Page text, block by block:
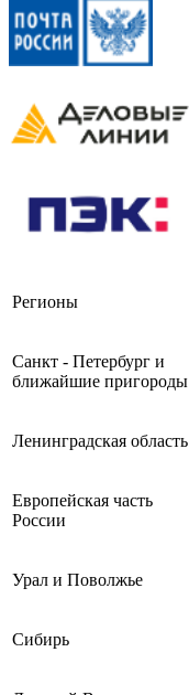
Регионы
Санкт - Петербург и
ближайшие пригороды
Ленинградская область
Европейская часть
России
Урал и Поволжье
Сибирь